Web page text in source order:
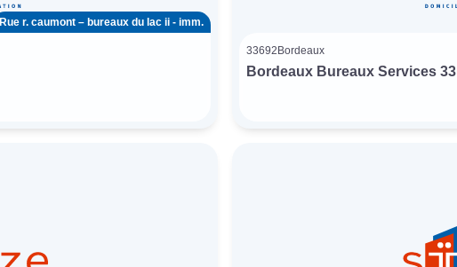
Rue r. caumont – bureaux du lac ii - imm.
33692 Bordeaux
Bordeaux Bureaux Services 33